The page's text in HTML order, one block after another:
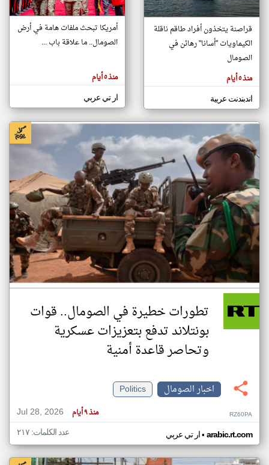
تغيير الدولة
اخبار الصومال على مدار الساعة
أهم اخبار الصومال العاجلة والمباشرة
المقالات
هنا عن
وجهة
كاتبيها.
قراصنة يتخذون أفراد طاقم ناقلة
الكيماويات "أسانا" رهائن في
الصومال
منذ ٥ أيام
اندبندنت عربية
أمريكا تبحث ملفات هامة في أرض
الصومال.. ما علاقة باب ...
منذ ٥ أيام
ار تي عربي
تطورات خطيرة في الصومال.. قوات
بونتلاند تدفع بتعزيزات عسكرية
وتحاصر قاعدة أمنية
اخبار الصومال
Politics
Jul 28, 2026
منذ ٩ أيام RZ60PA
ار تي عربي• arabic.rt.com عدد الكلمات: ٢١٧
klyoum.com